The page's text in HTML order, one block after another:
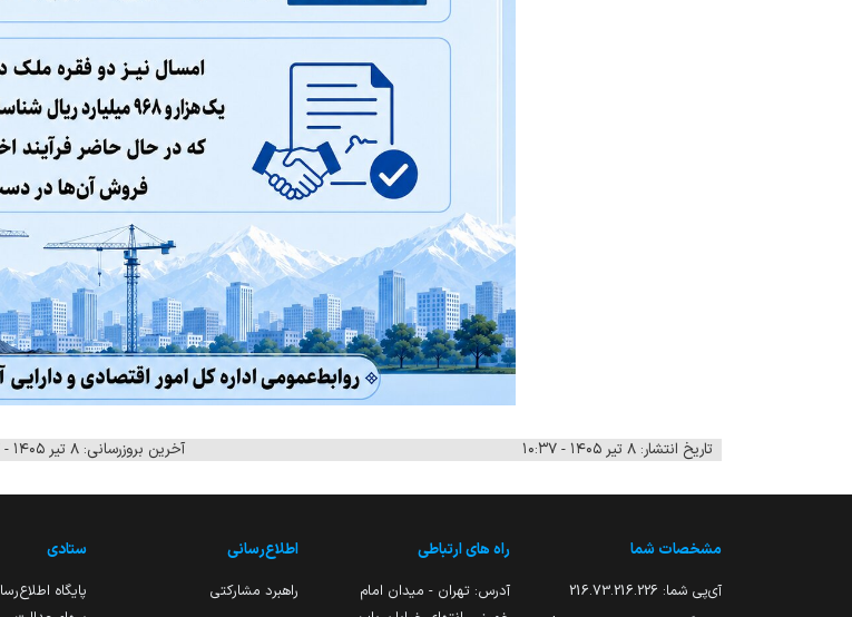
تاریخ انتشار: ۸ تیر ۱۴۰۵ - ۱۰:۳۷ آخرین بروزرسانی: ۸ تیر ۱۴۰۵ - ۱۰:۳۷
مشخصات شما
آی‌پی شما: 216.73.216.226
راه های ارتباطی
آدرس: تهران - میدان امام
اطلاع‌رسانی
راهبرد مشارکتی
ستادی
پایگاه